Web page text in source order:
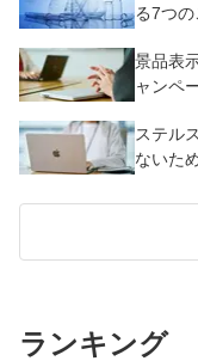
る7つの
景品表
ャンペ
ステル
ないた
ランキング